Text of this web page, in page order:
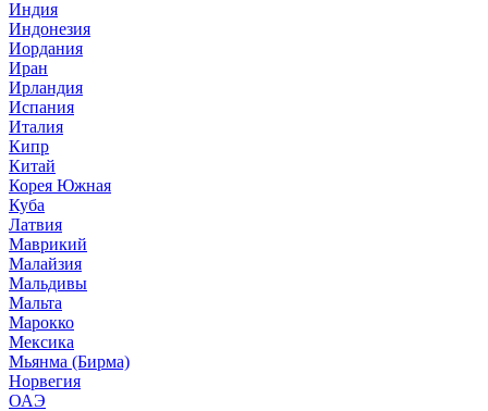
Индия
Индонезия
Иордания
Иран
Ирландия
Испания
Италия
Кипр
Китай
Корея Южная
Куба
Латвия
Маврикий
Малайзия
Мальдивы
Мальта
Марокко
Мексика
Мьянма (Бирма)
Норвегия
ОАЭ